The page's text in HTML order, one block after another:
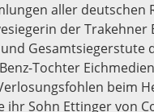
aller
der
Gesamtsiegerstute
Tochter
beim
ihr Sohn Ettinger von